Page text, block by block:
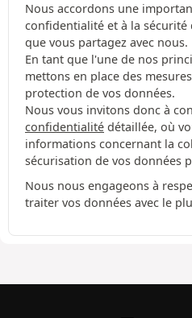
Nous accordons une
confidentialité et à la
que vous partagez avec nous.
En tant que l'une de nos
mettons en place des
protection de vos données.
Nous vous invitons donc à
confidentialité détaillée, où
informations concernant la
sécurisation de vos données
Nous nous engageons à
traiter vos données avec le